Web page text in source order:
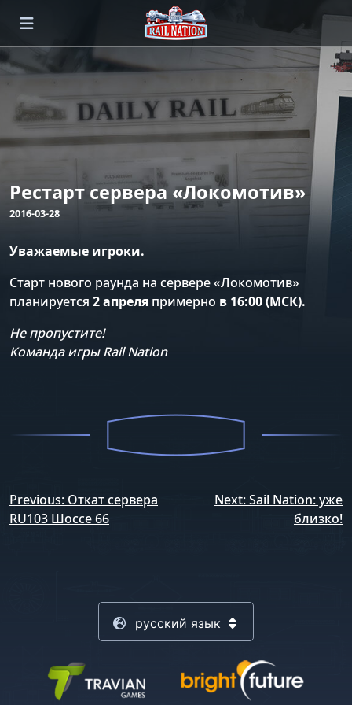
Рестарт сервера «Локомотив»
2016-03-28
Уважаемые игроки.
Старт нового раунда на сервере «Локомотив»
планируется 2 апреля примерно в 16:00 (МСК).
Не пропустите!
Команда игры Rail Nation
Навигация
по
Previous: Откат сервера
RU103 Шоссе 66
Next:Sail Nation: уже
близко!
русский язык